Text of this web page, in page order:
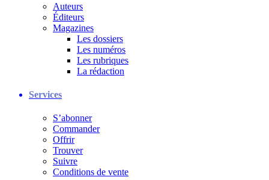
Auteurs
Éditeurs
Magazines
Les dossiers
Les numéros
Les rubriques
La rédaction
Services
S’abonner
Commander
Offrir
Trouver
Suivre
Conditions de vente